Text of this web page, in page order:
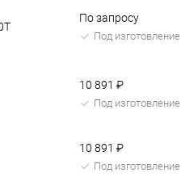
По запросу
Под изготовление
10 891 ₽
Под изготовление
10 891 ₽
Под изготовление